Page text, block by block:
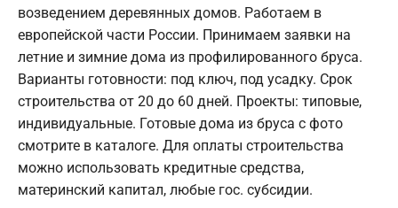
возведением деревянных домов. Работаем в
европейской части России. Принимаем заявки на
летние и зимние дома из профилированного бруса.
Варианты готовности: под ключ, под усадку. Срок
строительства от 20 до 60 дней. Проекты: типовые,
индивидуальные. Готовые дома из бруса с фото
смотрите в каталоге. Для оплаты строительства
можно использовать кредитные средства,
материнский капитал, любые гос. субсидии.